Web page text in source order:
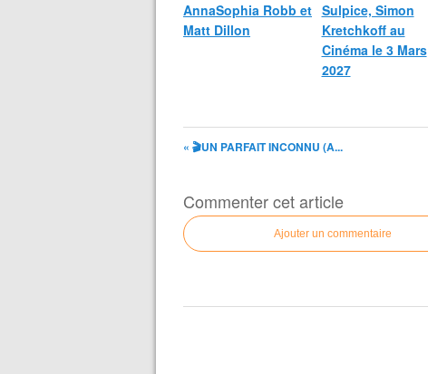
AnnaSophia Robb et
Matt Dillon
Sulpice, Simon
Kretchkoff au
Cinéma le 3 Mars
2027
« 🎬UN PARFAIT INCONNU (A...
Commenter cet article
Ajouter un commentaire